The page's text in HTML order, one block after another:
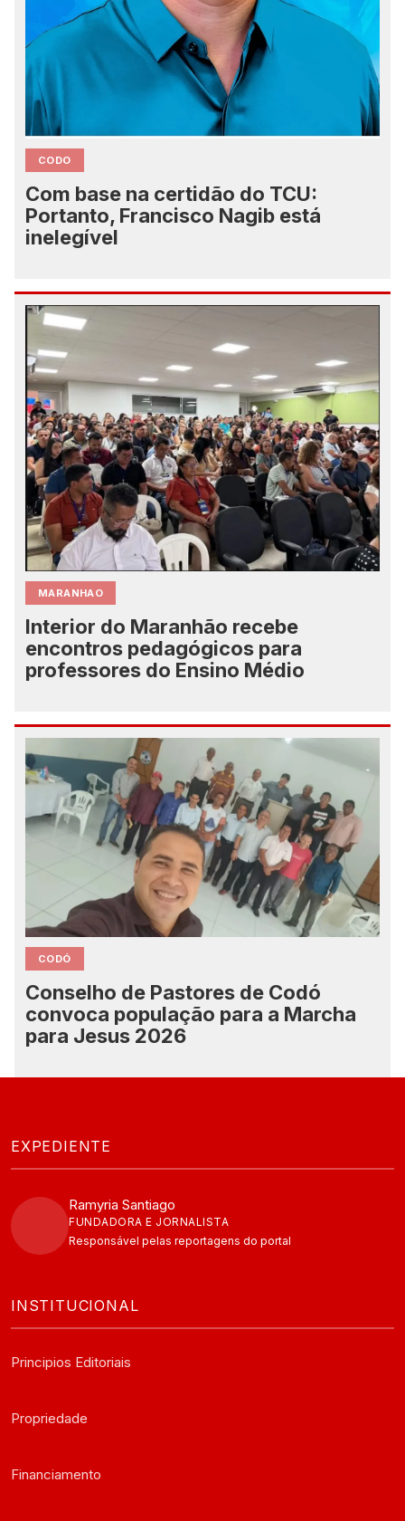
CODO
Com base na certidão do TCU:
Portanto, Francisco Nagib está
inelegível
MARANHAO
Interior do Maranhão recebe
encontros pedagógicos para
professores do Ensino Médio
CODÓ
Conselho de Pastores de Codó
convoca população para a Marcha
para Jesus 2026
EXPEDIENTE
Ramyria Santiago
FUNDADORA E JORNALISTA
Responsável pelas reportagens do portal
INSTITUCIONAL
Principios Editoriais
Propriedade
Financiamento